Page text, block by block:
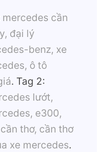
mercedes cần
đại lý
benz, xe
ô tô
. Tag 2:
lướt,
e300,
thơ, cần thơ
xe mercedes.